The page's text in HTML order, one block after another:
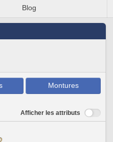
Blog
Montures
Afficher les attributs